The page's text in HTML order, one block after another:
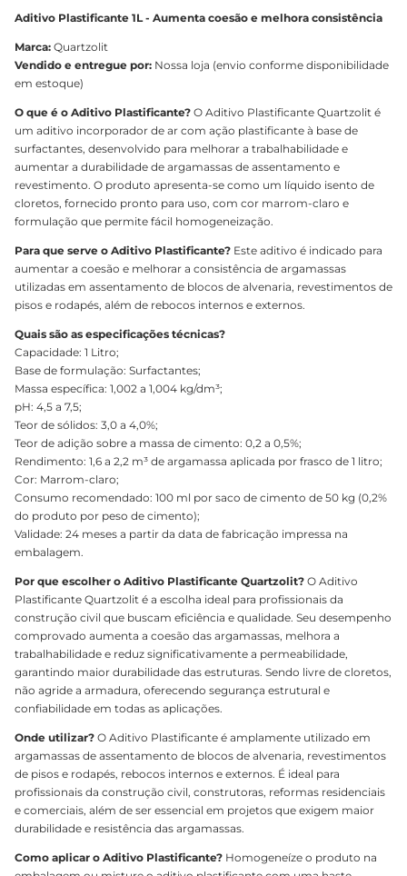
Aditivo Plastificante 1L - Aumenta coesão e melhora consistência
Marca: Quartzolit
Vendido e entregue por: Nossa loja (envio conforme disponibilidade
em estoque)
O que é o Aditivo Plastificante? O Aditivo Plastificante Quartzolit é
um aditivo incorporador de ar com ação plastificante à base de
surfactantes, desenvolvido para melhorar a trabalhabilidade e
aumentar a durabilidade de argamassas de assentamento e
revestimento. O produto apresenta-se como um líquido isento de
cloretos, fornecido pronto para uso, com cor marrom-claro e
formulação que permite fácil homogeneização.
Para que serve o Aditivo Plastificante? Este aditivo é indicado para
aumentar a coesão e melhorar a consistência de argamassas
utilizadas em assentamento de blocos de alvenaria, revestimentos de
pisos e rodapés, além de rebocos internos e externos.
Quais são as especificações técnicas?
Capacidade: 1 Litro;
Base de formulação: Surfactantes;
Massa específica: 1,002 a 1,004 kg/dm³;
pH: 4,5 a 7,5;
Teor de sólidos: 3,0 a 4,0%;
Teor de adição sobre a massa de cimento: 0,2 a 0,5%;
Rendimento: 1,6 a 2,2 m³ de argamassa aplicada por frasco de 1 litro;
Cor: Marrom-claro;
Consumo recomendado: 100 ml por saco de cimento de 50 kg (0,2%
do produto por peso de cimento);
Validade: 24 meses a partir da data de fabricação impressa na
embalagem.
Por que escolher o Aditivo Plastificante Quartzolit? O Aditivo
Plastificante Quartzolit é a escolha ideal para profissionais da
construção civil que buscam eficiência e qualidade. Seu desempenho
comprovado aumenta a coesão das argamassas, melhora a
trabalhabilidade e reduz significativamente a permeabilidade,
garantindo maior durabilidade das estruturas. Sendo livre de cloretos,
não agride a armadura, oferecendo segurança estrutural e
confiabilidade em todas as aplicações.
Onde utilizar? O Aditivo Plastificante é amplamente utilizado em
argamassas de assentamento de blocos de alvenaria, revestimentos
de pisos e rodapés, rebocos internos e externos. É ideal para
profissionais da construção civil, construtoras, reformas residenciais
e comerciais, além de ser essencial em projetos que exigem maior
durabilidade e resistência das argamassas.
Como aplicar o Aditivo Plastificante? Homogeneíze o produto na